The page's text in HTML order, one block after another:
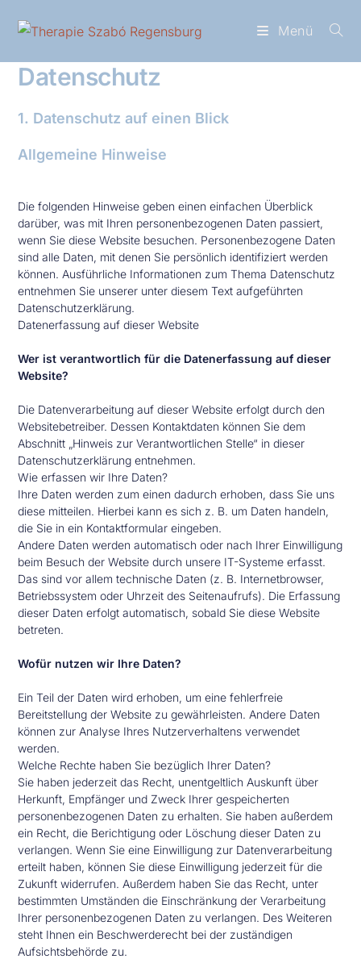
Menü
Datenschutz
1. Datenschutz auf einen Blick
Allgemeine Hinweise
Die folgenden Hinweise geben einen einfachen Überblick
darüber, was mit Ihren personenbezogenen Daten passiert,
wenn Sie diese Website besuchen. Personenbezogene Daten
sind alle Daten, mit denen Sie persönlich identifiziert werden
können. Ausführliche Informationen zum Thema Datenschutz
entnehmen Sie unserer unter diesem Text aufgeführten
Datenschutzerklärung.
Datenerfassung auf dieser Website
Wer ist verantwortlich für die Datenerfassung auf dieser
Website?
Die Datenverarbeitung auf dieser Website erfolgt durch den
Websitebetreiber. Dessen Kontaktdaten können Sie dem
Abschnitt „Hinweis zur Verantwortlichen Stelle“ in dieser
Datenschutzerklärung entnehmen.
Wie erfassen wir Ihre Daten?
Ihre Daten werden zum einen dadurch erhoben, dass Sie uns
diese mitteilen. Hierbei kann es sich z. B. um Daten handeln,
die Sie in ein Kontaktformular eingeben.
Andere Daten werden automatisch oder nach Ihrer Einwilligung
beim Besuch der Website durch unsere IT-Systeme erfasst.
Das sind vor allem technische Daten (z. B. Internetbrowser,
Betriebssystem oder Uhrzeit des Seitenaufrufs). Die Erfassung
dieser Daten erfolgt automatisch, sobald Sie diese Website
betreten.
Wofür nutzen wir Ihre Daten?
Ein Teil der Daten wird erhoben, um eine fehlerfreie
Bereitstellung der Website zu gewährleisten. Andere Daten
können zur Analyse Ihres Nutzerverhaltens verwendet
werden.
Welche Rechte haben Sie bezüglich Ihrer Daten?
Sie haben jederzeit das Recht, unentgeltlich Auskunft über
Herkunft, Empfänger und Zweck Ihrer gespeicherten
personenbezogenen Daten zu erhalten. Sie haben außerdem
ein Recht, die Berichtigung oder Löschung dieser Daten zu
verlangen. Wenn Sie eine Einwilligung zur Datenverarbeitung
erteilt haben, können Sie diese Einwilligung jederzeit für die
Zukunft widerrufen. Außerdem haben Sie das Recht, unter
bestimmten Umständen die Einschränkung der Verarbeitung
Ihrer personenbezogenen Daten zu verlangen. Des Weiteren
steht Ihnen ein Beschwerderecht bei der zuständigen
Aufsichtsbehörde zu.